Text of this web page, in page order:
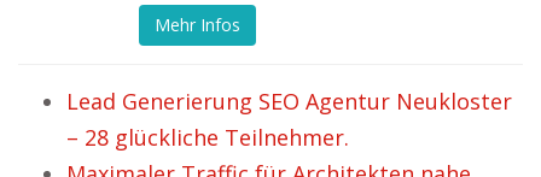
Mehr Infos
Lead Generierung SEO Agentur Neukloster
– 28 glückliche Teilnehmer.